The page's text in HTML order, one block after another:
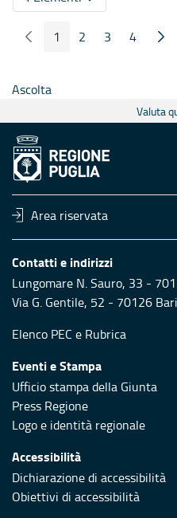
Per pagina
Pagina Precedente
Pagina
1 Pagina
2 Pagina
3 Pagina
4
Ascolta
Valuta
Area riservata
Contatti e indirizzi
Lungomare N. Sauro, 33 -
Via G. Gentile, 52 - 70126 Bari
Elenco PEC e Rubrica
Eventi e Stampa
Ufficio stampa della Giunta
Press Regione
Logo e identità regionale
Accessibilità
Dichiarazione di accessibilità
Obiettivi di accessibilità